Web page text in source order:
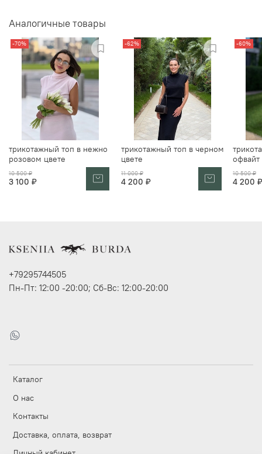
Аналогичные товары
-70%
трикотажный топ в нежно
розовом цвете
10 500 ₽
3 100 ₽
-62%
трикотажный топ в черном
цвете
11 000 ₽
4 200 ₽
-60%
офвайт
10 500 ₽
4 200 ₽
Каталог
О нас
Контакты
Доставка, оплата, возврат
+79295744505
Пн-Пт: 12:00 -20:00; Сб-Вс: 12:00-20:00